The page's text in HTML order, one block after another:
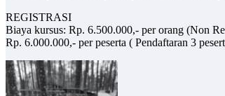
REGISTRASI
Biaya kursus: Rp. 6.500.000,- per orang (Non
Rp. 6.000.000,- per peserta ( Pendaftaran 3